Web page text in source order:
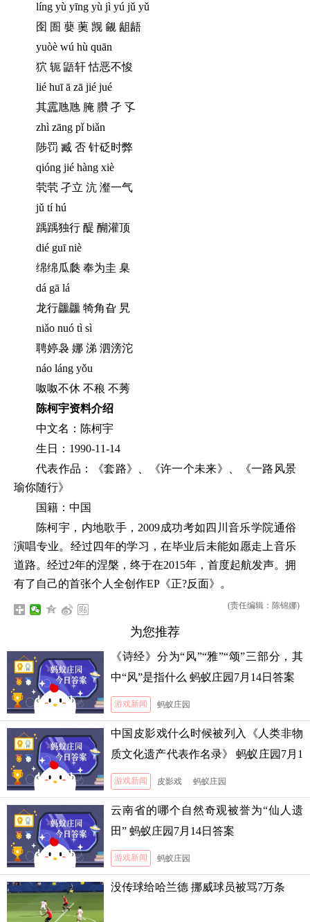
líng yù yīng yù jì yú jǔ yǔ
囹 圄 蘡 薁 觊 觎 龃龉
yuòè wú hù quān
狖 轭 鼯轩 怙恶不悛
lié huī ā zā jié jué
其靁虺虺 腌 臢 孑 孓
zhì zāng pǐ biǎn
陟罚 臧 否 针砭时弊
qióng jié hàng xiè
茕茕 孑立 沆 瀣一气
jǔ tí hú
踽踽独行 醍 醐灌顶
dié guī niè
绵绵瓜瓞 奉为圭 臬
dá gā lá
龙行龘龘 犄角旮 旯
niǎo nuó tì sì
聘婷袅 娜 涕 泗滂沱
náo láng yǒu
呶呶不休 不稂 不莠
陈柯宇资料介绍
中文名：陈柯宇
生日：1990-11-14
代表作品：《套路》、《许一个未来》、《一路风景
瑜你随行》
国籍：中国
陈柯宇，内地歌手，2009成功考如四川音乐学院通俗
演唱专业。经过四年的学习，在毕业后未能如愿走上音乐
道路。经过2年的涅槃，终于在2015年，首度起航发声。拥
有了自己的首张个人全创作EP《正?反面》。
(责任编辑：陈锦娜)
为您推荐
《诗经》分为“风”“雅”“颂”三部分，其
中“风”是指什么 蚂蚁庄园7月14日答案
游戏新闻 蚂蚁庄园
中国皮影戏什么时候被列入《人类非物
质文化遗产代表作名录》 蚂蚁庄园7月1
3日答案
游戏新闻 皮影戏 蚂蚁庄园
云南省的哪个自然奇观被誉为“仙人遗
田” 蚂蚁庄园7月14日答案
游戏新闻 蚂蚁庄园
没传球给哈兰德 挪威球员被骂7万条